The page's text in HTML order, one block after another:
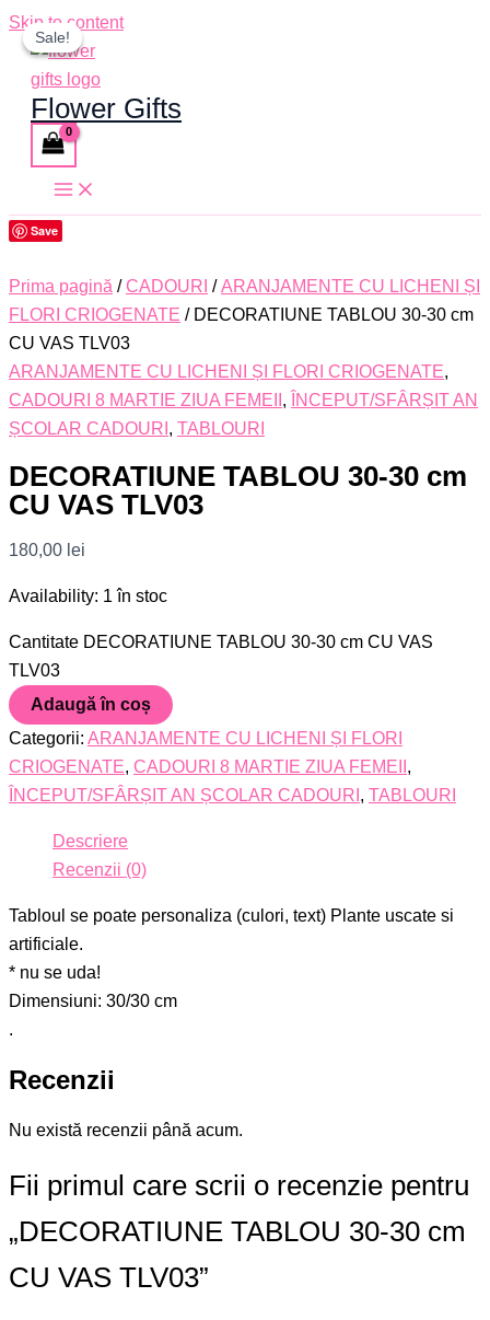
Skip to content
Flower Gifts
Save
Prima pagină /CADOURI /ARANJAMENTE CU LICHENI ȘI
FLORI CRIOGENATE / DECORATIUNE TABLOU 30-30 cm
CU VAS TLV03
ARANJAMENTE CU LICHENI ȘI FLORI CRIOGENATE,
CADOURI 8 MARTIE ZIUA FEMEII ,
ÎNCEPUT/SFÂRȘIT AN
ȘCOLAR CADOURI , TABLOURI
DECORATIUNE TABLOU 30-30 cm
CU VAS TLV03
180,00 lei
Availability: 1 în stoc
Cantitate DECORATIUNE TABLOU 30-30 cm CU VAS
TLV03
Adaugă în coș
Categorii: ARANJAMENTE CU LICHENI ȘI FLORI
CRIOGENATE, CADOURI 8 MARTIE ZIUA FEMEII ,
ÎNCEPUT/SFÂRȘIT AN ȘCOLAR CADOURI , TABLOURI
Descriere
Recenzii (0)
Tabloul se poate personaliza (culori, text) Plante uscate si
artificiale.
* nu se uda!
Dimensiuni: 30/30 cm
.
Recenzii
Nu există recenzii până acum.
Fii primul care scrii o recenzie pentru
„DECORATIUNE TABLOU 30-30 cm
CU VAS TLV03”
Sale!
Sale!